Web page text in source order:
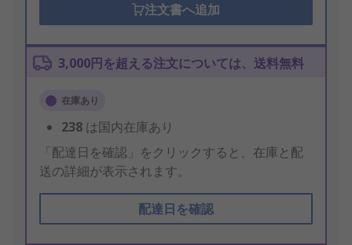
注文書へ追加
3,000円を超える注文については、送料無料
在庫あり
238 は国内在庫あり
「配達日を確認」をクリックすると、在庫と配
送の詳細が表示されます。
配達日を確認